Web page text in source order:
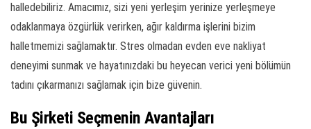
halledebiliriz. Amacımız, sizi yeni yerleşim yerinize yerleşmeye
odaklanmaya özgürlük verirken, ağır kaldırma işlerini bizim
halletmemizi sağlamaktır. Stres olmadan evden eve nakliyat
deneyimi sunmak ve hayatınızdaki bu heyecan verici yeni bölümün
tadını çıkarmanızı sağlamak için bize güvenin.
Bu Şirketi Seçmenin Avantajları